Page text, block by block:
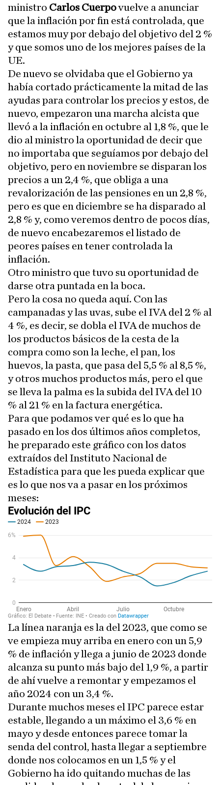
ministro Carlos Cuerpovuelve a anunciar
que la inflación por fin está controlada, que
estamos muy por debajo del objetivo del 2 %
y que somos uno de los mejores países de la
UE.
De nuevo se olvidaba que el Gobierno ya
había cortado prácticamente la mitad de las
ayudas para controlar los precios y estos, de
nuevo, empezaron una marcha alcista que
llevó a la inflación en octubre al 1,8 %, que le
dio al ministro la oportunidad de decir que
no importaba que seguíamos por debajo del
objetivo, pero en noviembre se disparan los
precios a un 2,4 %, que obliga a una
revalorización de las pensiones en un 2,8 %,
pero es que en diciembre se ha disparado al
2,8 % y, como veremos dentro de pocos días,
de nuevo encabezaremos el listado de
peores países en tener controlada la
inflación.
Otro ministro que tuvo su oportunidad de
darse otra puntada en la boca.
Pero la cosa no queda aquí. Con las
campanadas y las uvas, sube el IVA del 2 % al
4 %, es decir, se dobla el IVA de muchos de
los productos básicos de la cesta de la
compra como son la leche, el pan, los
huevos, la pasta, que pasa del 5,5 % al 8,5 %,
y otros muchos productos más, pero el que
se lleva la palma es la subida del IVA del 10
% al 21 % en la factura energética.
Para que podamos ver qué es lo que ha
pasado en los dos últimos años completos,
he preparado este gráfico con los datos
extraídos del Instituto Nacional de
Estadística para que les pueda explicar que
es lo que nos va a pasar en los próximos
meses:
La línea naranja es la del 2023, que como se
ve empieza muy arriba en enero con un 5,9
% de inflación y llega a junio de 2023 donde
alcanza su punto más bajo del 1,9 %, a partir
de ahí vuelve a remontar y empezamos el
año 2024 con un 3,4 %.
Durante muchos meses el IPC parece estar
estable, llegando a un máximo el 3,6 % en
mayo y desde entonces parece tomar la
senda del control, hasta llegar a septiembre
donde nos colocamos en un 1,5 % y el
Gobierno ha ido quitando muchas de las